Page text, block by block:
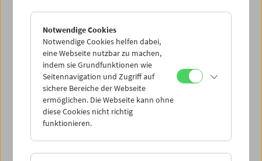
Notwendige Cookies
Notwendige Cookies helfen dabei,
eine Webseite nutzbar zu machen,
indem sie Grundfunktionen wie
Seitennavigation und Zugriff auf
sichere Bereiche der Webseite
ermöglichen. Die Webseite kann ohne
diese Cookies nicht richtig
funktionieren.